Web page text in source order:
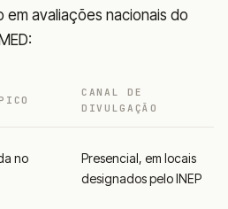
avaliações nacionais do
CANAL DE
DIVULGAÇÃO
no
Presencial, em locais
designados pelo INEP